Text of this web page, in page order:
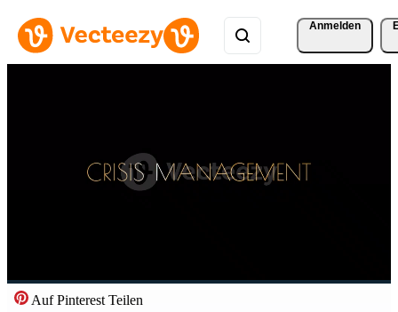
Anmelden
Auf Pinterest Teilen